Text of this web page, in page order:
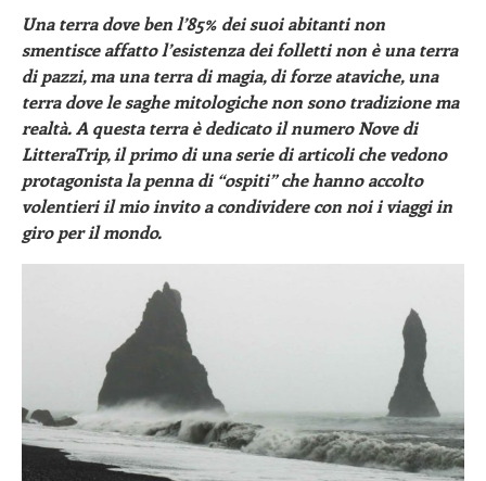
Una terra dove ben l’85% dei suoi abitanti non
smentisce affatto l’esistenza dei folletti non è una terra
di pazzi, ma una terra di magia, di forze ataviche, una
terra dove le saghe mitologiche non sono tradizione ma
realtà. A questa terra è dedicato il numero Nove di
LitteraTrip, il primo di una serie di articoli che vedono
protagonista la penna di “ospiti” che hanno accolto
volentieri il mio invito a condividere con noi i viaggi in
giro per il mondo.